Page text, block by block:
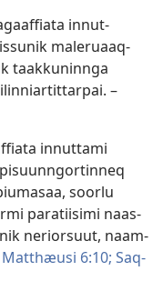
in­nut­
maleruaaq­
taak­kunin­nga
–
in­nut­tami
soorlu
paratiisimi naas­
neriorsuut, naam­
Mat­thæusi 6:10; Saq­